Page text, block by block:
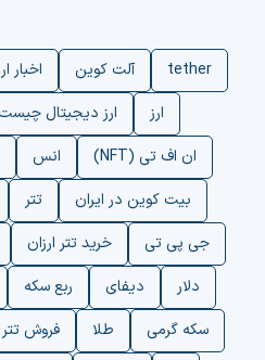
tether آلت کوین اخبار
ارز
ارز دیجیتال
ان اف تی (NFT)
انس
بیت کوین در ایران
تتر
جی پی تی
خرید تتر ارزان
دلار
دیفای ربع سکه
سکه گرمی
طلا فروش تتر